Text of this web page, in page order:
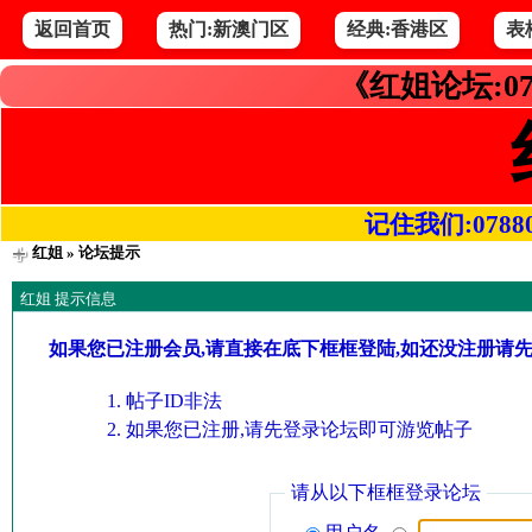
返回首页 热门:新澳门区 经典:香港区 表
《红姐论坛
记住我们
红姐» 论坛提示
红姐 提示信息
如果您已注册会员,请直接在底下框框登陆,如还没注册请
帖子ID非法
如果您已注册,请先登录论坛即可游览帖子
请从以下框框登录论坛